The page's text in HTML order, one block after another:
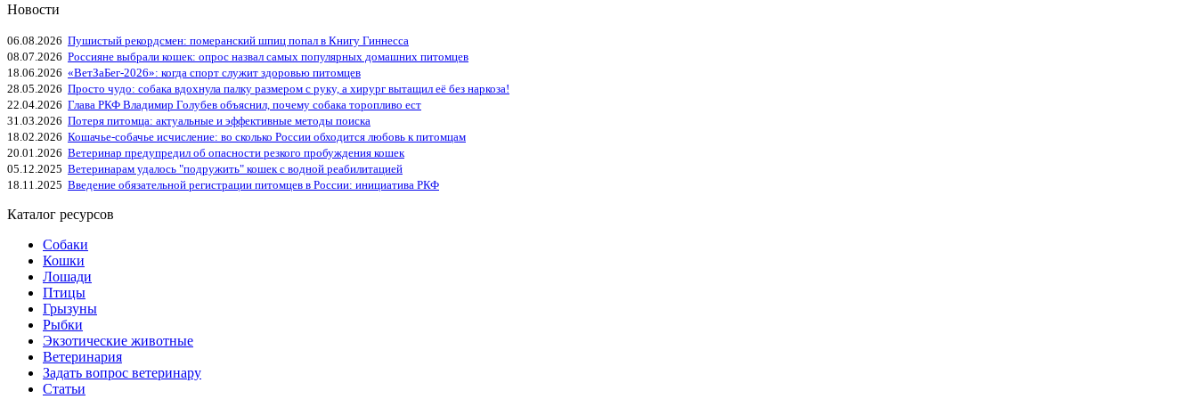
Новости
06.08.2026 Пушистый рекордсмен: померанский шпиц попал в Книгу Гиннесса
08.07.2026 Россияне выбрали кошек: опрос назвал самых популярных домашних питомцев
18.06.2026 «ВетЗаБег‑2026»: когда спорт служит здоровью питомцев
28.05.2026 Просто чудо: собака вдохнула палку размером с руку, а хирург вытащил её без наркоза!
22.04.2026 Глава РКФ Владимир Голубев объяснил, почему собака торопливо ест
31.03.2026 Потеря питомца: актуальные и эффективные методы поиска
18.02.2026 Кошачье-собачье исчисление: во сколько России обходится любовь к питомцам
20.01.2026 Ветеринар предупредил об опасности резкого пробуждения кошек
05.12.2025 Ветеринарам удалось "подружить" кошек с водной реабилитацией
18.11.2025 Введение обязательной регистрации питомцев в России: инициатива РКФ
Каталог ресурсов
Собаки
Кошки
Лошади
Птицы
Грызуны
Рыбки
Экзотические животные
Ветеринария
Задать вопрос ветеринару
Статьи